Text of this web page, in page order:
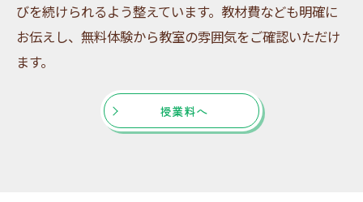
びを続けられるよう整えています。教材費なども明確に
お伝えし、無料体験から教室の雰囲気をご確認いただけ
ます。
授業料へ